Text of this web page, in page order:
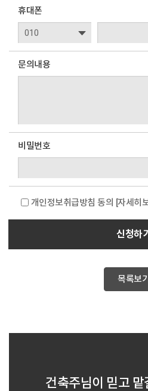
휴대폰
문의내용
비밀번호
개인정보취급방침 동의 [자세히
신청하기
목록보기
건축주님이 믿고 맡